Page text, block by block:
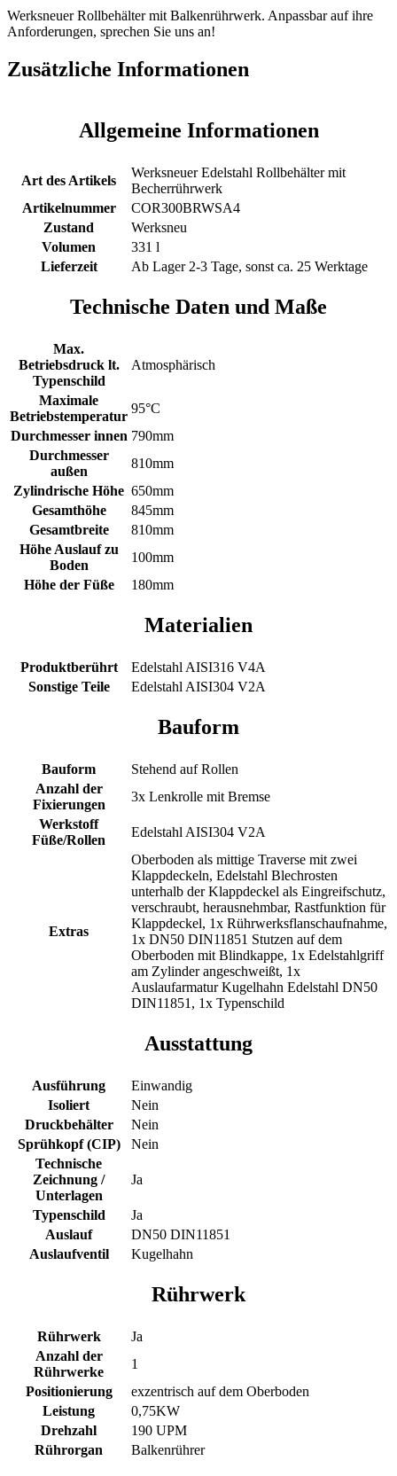
Balkenrührwerk
Menge
Werksneuer Rollbehälter mit Balkenrührwerk. Anpassbar auf ihre
Anforderungen, sprechen Sie uns an!
Zusätzliche Informationen
Allgemeine Informationen
Art des Artikels
Werksneuer Edelstahl Rollbehälter mit
Becherrührwerk
Artikelnummer
COR300BRWSA4
Zustand
Werksneu
Volumen
331 l
Lieferzeit
Ab Lager 2-3 Tage, sonst ca. 25 Werktage
Technische Daten und Maße
Max.
Betriebsdruck lt.
Typenschild
Atmosphärisch
Maximale
Betriebstemperatur
95°C
Durchmesser innen 790mm
Durchmesser
außen
810mm
Zylindrische Höhe 650mm
Gesamthöhe
845mm
Gesamtbreite
810mm
Höhe Auslauf zu
Boden
100mm
Höhe der Füße
180mm
Materialien
Produktberührt
Edelstahl AISI316 V4A
Sonstige Teile
Edelstahl AISI304 V2A
Bauform
Bauform
Stehend auf Rollen
Anzahl der
Fixierungen
3x Lenkrolle mit Bremse
Werkstoff
Füße/Rollen
Edelstahl AISI304 V2A
Extras
Oberboden als mittige Traverse mit zwei
Klappdeckeln, Edelstahl Blechrosten
unterhalb der Klappdeckel als Eingreifschutz,
verschraubt, herausnehmbar, Rastfunktion für
Klappdeckel, 1x Rührwerksflanschaufnahme,
1x DN50 DIN11851 Stutzen auf dem
Oberboden mit Blindkappe, 1x Edelstahlgriff
am Zylinder angeschweißt, 1x
Auslaufarmatur Kugelhahn Edelstahl DN50
DIN11851, 1x Typenschild
Ausstattung
Ausführung
Einwandig
Isoliert
Nein
Druckbehälter
Nein
Sprühkopf (CIP)
Nein
Technische
Zeichnung /
Unterlagen
Ja
Typenschild
Ja
Auslauf
DN50 DIN11851
Auslaufventil
Kugelhahn
Rührwerk
Rührwerk
Ja
Anzahl der
Rührwerke
1
Positionierung
exzentrisch auf dem Oberboden
Leistung
0,75KW
Drehzahl
190 UPM
Rührorgan
Balkenrührer